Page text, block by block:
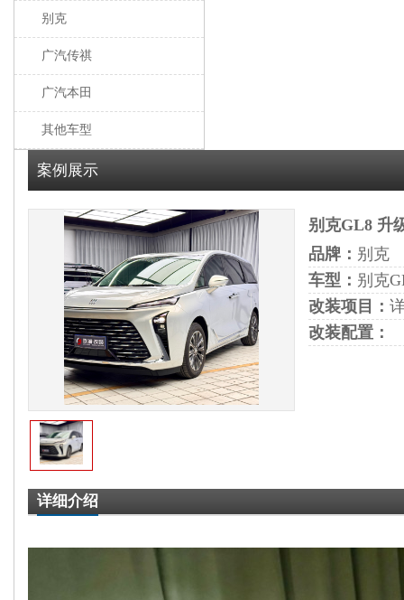
别克
广汽传祺
广汽本田
其他车型
案例展示
别克GL8 升
品牌： 别克
车型： 别克
改装项目：
改装配置：
详细介绍